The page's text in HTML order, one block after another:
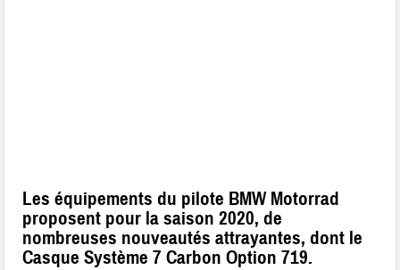
Les équipements du pilote BMW Motorrad
proposent pour la saison 2020, de
nombreuses nouveautés attrayantes, dont le
Casque Système 7 Carbon Option 719.